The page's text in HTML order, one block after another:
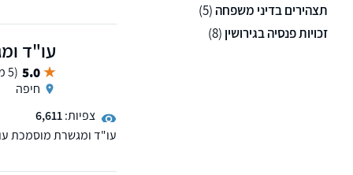
תצהירים בדיני משפחה (5)
זכויות פנסיה בגירושין (8)
מקרקעין עסקאות מכר
עו"ד
5.0 (5 ממליצים)
חיפה
צפיות:6,611
עו"ד ומגשרת מוסמכת